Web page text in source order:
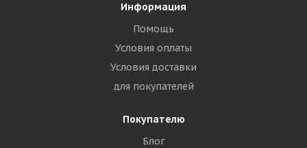
Информация
Помощь
Условия оплаты
Условия доставки
для покупателей
Покупателю
Блог